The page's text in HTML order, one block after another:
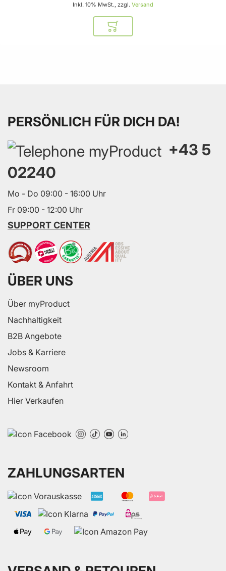
Inkl. 10% MwSt., zzgl. Versand
In den Warenkorb
PERSÖNLICH FÜR DICH DA!
+43 5
02240
Mo - Do 09:00 - 16:00 Uhr
Fr 09:00 - 12:00 Uhr
SUPPORT CENTER
ÜBER UNS
Über myProduct
Nachhaltigkeit
B2B Angebote
Jobs & Karriere
Newsroom
Kontakt & Anfahrt
Hier Verkaufen
ZAHLUNGSARTEN